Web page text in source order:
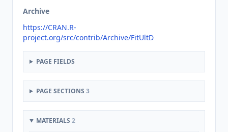
Archive
https://CRAN.R-
project.org/src/contrib/Archive/FitUltD
PAGE FIELDS
PAGE SECTIONS 3
MATERIALS 2